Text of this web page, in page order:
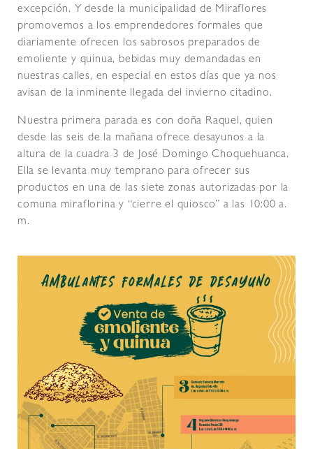
excepción. Y desde la municipalidad de Miraflores
promovemos a los emprendedores formales que
diariamente ofrecen los sabrosos preparados de
emoliente y quinua, bebidas muy demandadas en
nuestras calles, en especial en estos días que ya nos
avisan de la inminente llegada del invierno citadino.
Nuestra primera parada es con doña Raquel, quien
desde las seis de la mañana ofrece desayunos a la
altura de la cuadra 3 de José Domingo Choquehuanca.
Ella se levanta muy temprano para ofrecer sus
productos en una de las siete zonas autorizadas por la
comuna miraflorina y “cierre el quiosco” a las 10:00 a.
m.